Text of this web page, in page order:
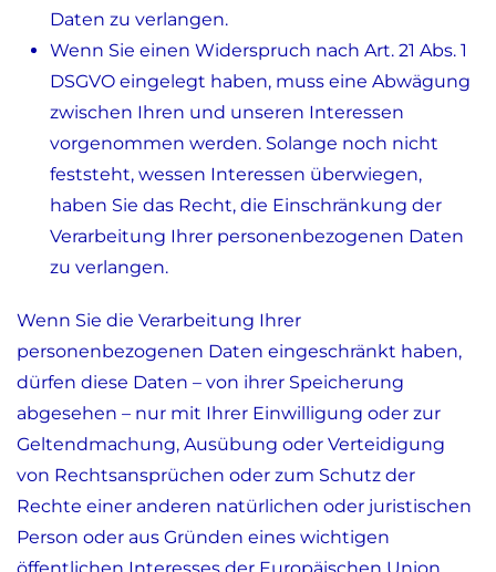
Daten zu verlangen.
Wenn Sie einen Widerspruch nach Art. 21 Abs. 1
DSGVO eingelegt haben, muss eine Abwägung
zwischen Ihren und unseren Interessen
vorgenommen werden. Solange noch nicht
feststeht, wessen Interessen überwiegen,
haben Sie das Recht, die Einschränkung der
Verarbeitung Ihrer personenbezogenen Daten
zu verlangen.
Wenn Sie die Verarbeitung Ihrer
personenbezogenen Daten eingeschränkt haben,
dürfen diese Daten – von ihrer Speicherung
abgesehen – nur mit Ihrer Einwilligung oder zur
Geltendmachung, Ausübung oder Verteidigung
von Rechtsansprüchen oder zum Schutz der
Rechte einer anderen natürlichen oder juristischen
Person oder aus Gründen eines wichtigen